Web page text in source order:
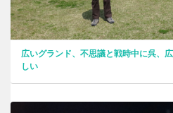
広いグランド、不思議と戦時中に呉、
しい